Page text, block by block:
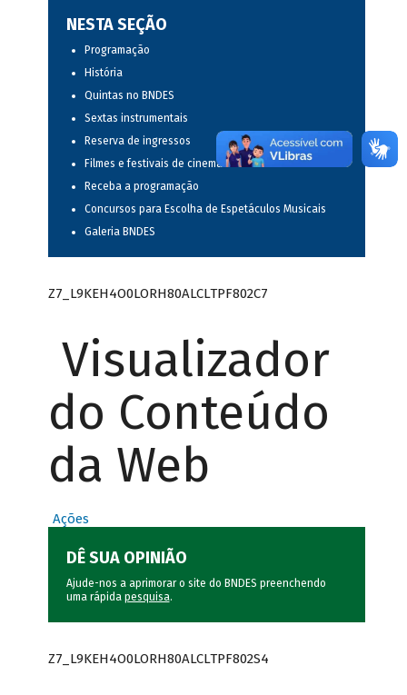
NESTA SEÇÃO
Programação
História
Quintas no BNDES
Sextas instrumentais
Reserva de ingressos
Filmes e festivais de cinema
Receba a programação
Concursos para Escolha de Espetáculos Musicais
Galeria BNDES
Z7_L9KEH4O0LORH80ALCLTPF802C7
Visualizador
do Conteúdo
da Web
Ações
DÊ SUA OPINIÃO
Ajude-nos a aprimorar o site do BNDES preenchendo
uma rápida pesquisa.
Z7_L9KEH4O0LORH80ALCLTPF802S4